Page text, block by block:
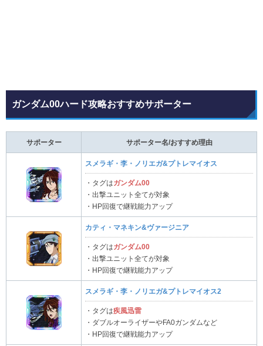
ガンダム00ハード攻略おすすめサポーター
サポーター サポーター名/おすすめ理由
スメラギ・李・ノリエガ&プトレマイオス
・タグはガンダム00
・出撃ユニット全てが対象
・HP回復で継戦能力アップ
カティ・マネキン&ヴァージニア
・タグはガンダム00
・出撃ユニット全てが対象
・HP回復で継戦能力アップ
スメラギ・李・ノリエガ&プトレマイオス2
・タグは疾風迅雷
・ダブルオーライザーやFA0ガンダムなど
・HP回復で継戦能力アップ